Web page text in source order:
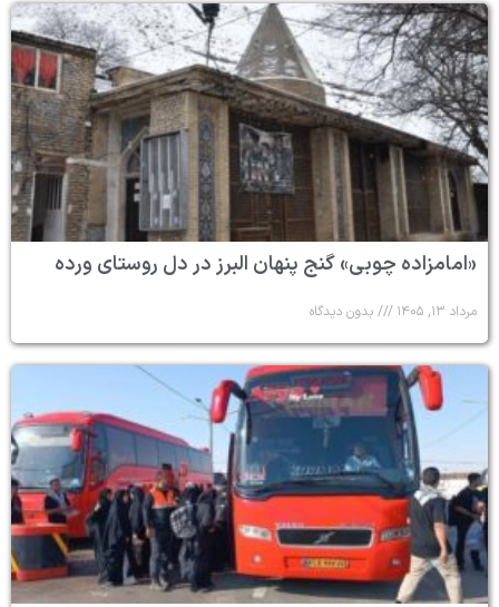
«امامزاده چوبی» گنج پنهان البرز در دل روستای ورده
مرداد ۱۳, ۱۴۰۵ بدون دیدگاه